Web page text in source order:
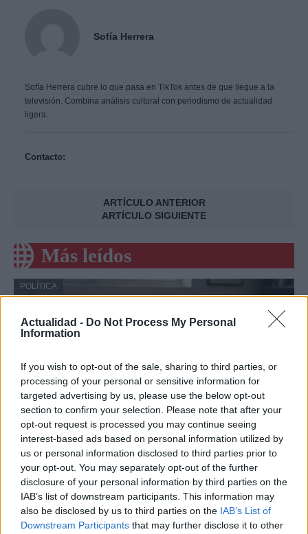
Actualidad - Do Not Process My Personal
Information
If you wish to opt-out of the sale, sharing to third parties, or
processing of your personal or sensitive information for
targeted advertising by us, please use the below opt-out
section to confirm your selection. Please note that after your
opt-out request is processed you may continue seeing
interest-based ads based on personal information utilized by
us or personal information disclosed to third parties prior to
your opt-out. You may separately opt-out of the further
disclosure of your personal information by third parties on the
IAB’s list of downstream participants. This information may
also be disclosed by us to third parties on the IAB’s List of
Downstream Participants that may further disclose it to other
Sofía Herrera
Sofía Herrera cubre lo que pasa en TikTok antes de que llegue a la
televisión. Combina análisis cultural con periodismo de actualidad
ligera.
Contacto:
ARTÍCULO ANTERIOR
ARTÍCULO SIGUIENTE
Más leídos
POLÍTICA
Cómo la política internacional de Trump
está cambiando las posturas de sus
seguidores más cercanos
La política exterior de Donald Trump, especialmente en…